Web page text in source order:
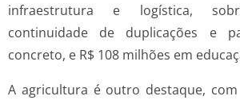
infraestrutura e logística,
continuidade de duplicações e
concreto, e R$ 108 milhões em
A agricultura é outro destaque,